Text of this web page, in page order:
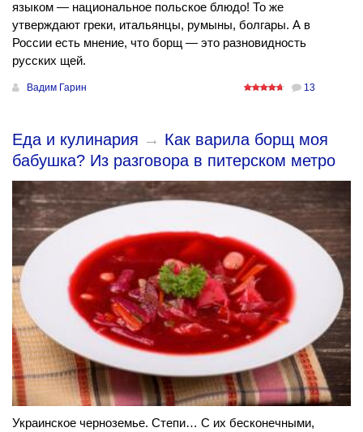
языком — национальное польское блюдо! То же
утверждают греки, итальянцы, румыны, болгары. А в
России есть мнение, что борщ — это разновидность
русских щей.
Вадим Гарин 13
Еда и кулинария → Как варила борщ моя
бабушка? Из разговора в питерском метро
Украинское черноземье. Степи… С их бесконечными,